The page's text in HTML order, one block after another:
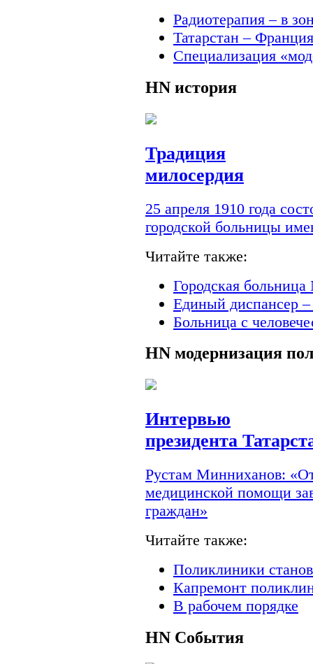
Радиотерапия – в
Татарстан –
Специализация
HN история
Традиция
милосердия
25 апреля 1910 года
городской больницы
Читайте также:
Городская
Единый диспансер
Больница с
HN модернизация
Интервью
президента
Рустам Минниханов:
медицинской помощи
граждан»
Читайте также:
Поликлиники
Капремонт
В рабочем порядке
HN События